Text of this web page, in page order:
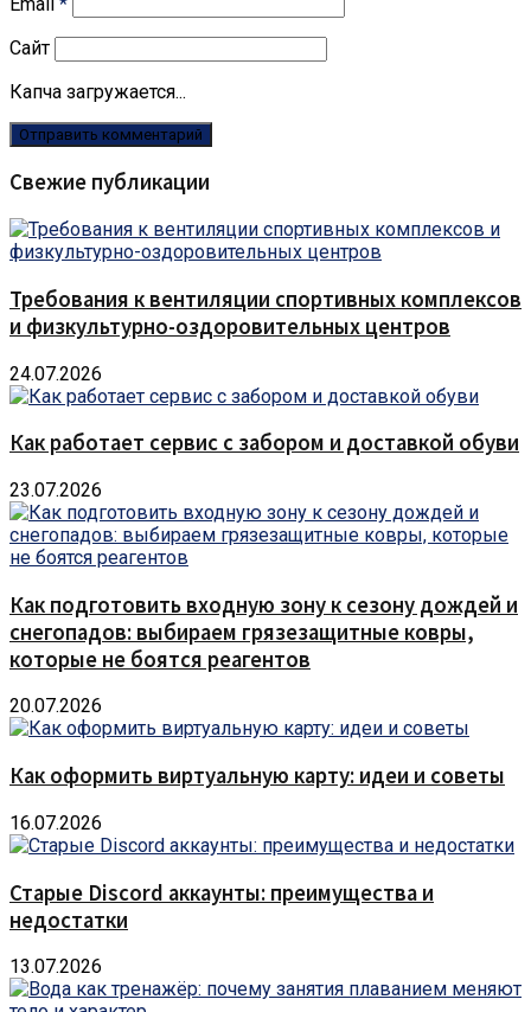
Сайт
Капча загружается...
Свежие публикации
Требования к вентиляции спортивных комплексов
и физкультурно-оздоровительных центров
24.07.2026
Как работает сервис с забором и доставкой обуви
23.07.2026
Как подготовить входную зону к сезону дождей и
снегопадов: выбираем грязезащитные ковры,
которые не боятся реагентов
20.07.2026
Как оформить виртуальную карту: идеи и советы
16.07.2026
Старые Discord аккаунты: преимущества и
недостатки
13.07.2026